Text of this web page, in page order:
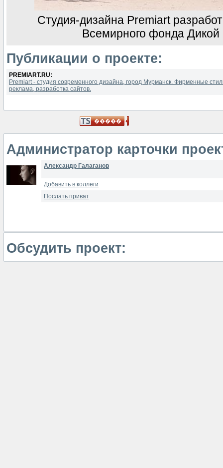
Студия-дизайна Premiart
Всемирного фонда
Публикации о проекте:
PREMIART.RU:
Premiart - студия современного дизайна, город Мурманск. Фирменные
реклама, разработка сайтов.
Администратор карточки
Александр Галаганов
Добавить в коллеги
Послать приват
Обсудить проект: